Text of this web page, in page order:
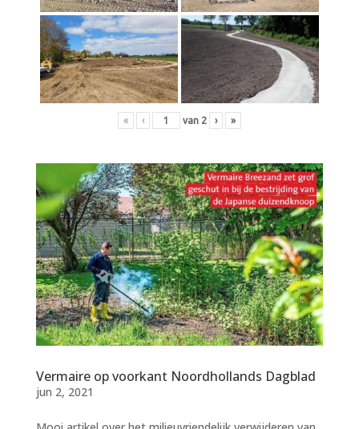
« ‹ van 2 › »
Vermaire op voorkant Noordhollands Dagblad
jun 2, 2021